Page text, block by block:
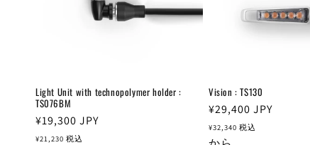
Light Unit with technopolymer holder :
TS076BM
通
常
¥19,300 JPY
¥21,230 税込
Vision : TS130
通
常
¥29,400 JPY
¥32,340 税込